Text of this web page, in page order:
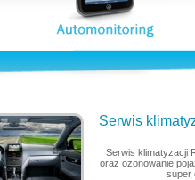
Serwis
Serwis klimatyzacji
oraz ozonowanie
super